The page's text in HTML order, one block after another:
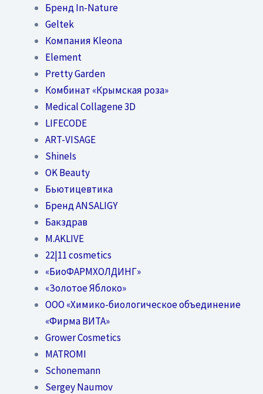
Бренд In-Nature
Geltek
Компания Kleona
Element
Pretty Garden
Комбинат «Крымская роза»
Medical Collagene 3D
LIFECODE
ART-VISAGE
ShineIs
OK Beauty
Бьютицевтика
Бренд ANSALIGY
Бакздрав
M.AKLIVE
22|11 cosmetics
«БиоФАРМХОЛДИНГ»
«Золотое Яблоко»
OOO «Химико-биологическое объединение
«Фирма ВИТА»
Grower Cosmetics
MATROMI
Schonemann
Sergey Naumov